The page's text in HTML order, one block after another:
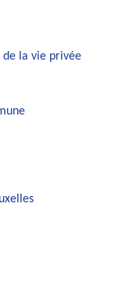
la vie privée